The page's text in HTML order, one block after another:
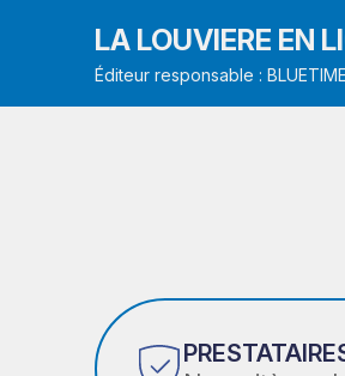
LA LOUVIERE EN
Éditeur responsable :